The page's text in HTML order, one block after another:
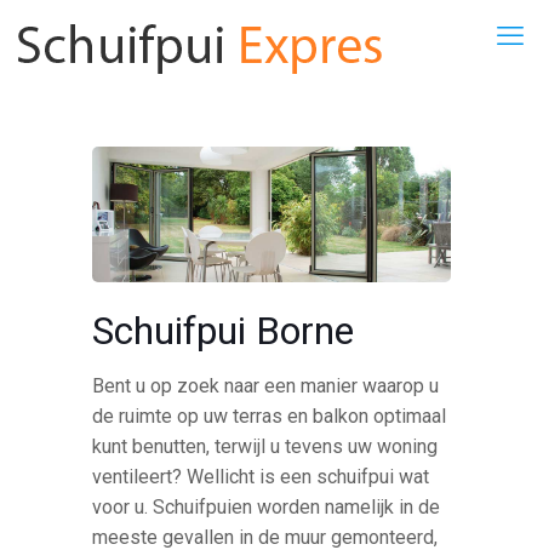
Schuifpui Borne
Bent u op zoek naar een manier waarop u
de ruimte op uw terras en balkon optimaal
kunt benutten, terwijl u tevens uw woning
ventileert? Wellicht is een schuifpui wat
voor u. Schuifpuien worden namelijk in de
meeste gevallen in de muur gemonteerd,